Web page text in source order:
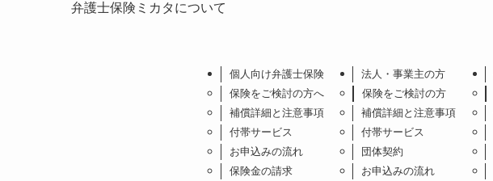
弁護士保険ミカタについて
個人向け弁護士保険
保険をご検討の方へ
補償詳細と注意事項
付帯サービス
お申込みの流れ
保険金の請求
法人・事業主の方
保険をご検討の方
補償詳細と注意事項
付帯サービス
団体契約
お申込みの流れ